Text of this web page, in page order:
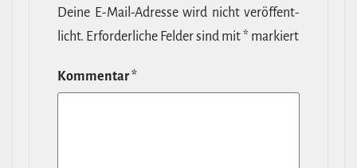
Deine E‑Mail-​Adresse wird nicht ver­öf­fent­
licht. Erfor­der­liche Felder sind mit* markiert
Kommentar*